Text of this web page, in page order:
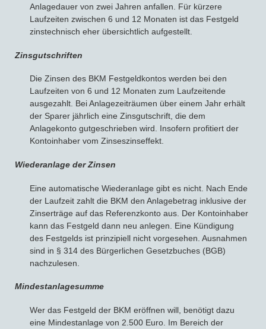
Anlagedauer von zwei Jahren anfallen. Für kürzere
Laufzeiten zwischen 6 und 12 Monaten ist das Festgeld
zinstechnisch eher übersichtlich aufgestellt.
Zinsgutschriften
Die Zinsen des BKM Festgeldkontos werden bei den
Laufzeiten von 6 und 12 Monaten zum Laufzeitende
ausgezahlt. Bei Anlagezeiträumen über einem Jahr erhält
der Sparer jährlich eine Zinsgutschrift, die dem
Anlagekonto gutgeschrieben wird. Insofern profitiert der
Kontoinhaber vom Zinseszinseffekt.
Wiederanlage der Zinsen
Eine automatische Wiederanlage gibt es nicht. Nach Ende
der Laufzeit zahlt die BKM den Anlagebetrag inklusive der
Zinserträge auf das Referenzkonto aus. Der Kontoinhaber
kann das Festgeld dann neu anlegen. Eine Kündigung
des Festgelds ist prinzipiell nicht vorgesehen. Ausnahmen
sind in § 314 des Bürgerlichen Gesetzbuches (BGB)
nachzulesen.
Mindestanlagesumme
Wer das Festgeld der BKM eröffnen will, benötigt dazu
eine Mindestanlage von 2.500 Euro. Im Bereich der